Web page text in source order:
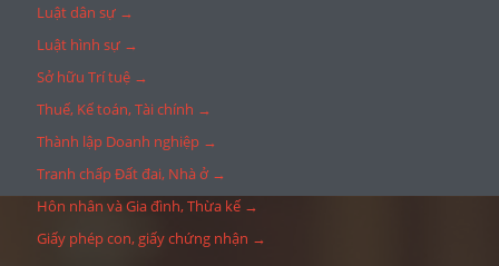
Luật dân sự →
Luật hình sự →
Sở hữu Trí tuệ →
Thuế, Kế toán, Tài chính →
Thành lập Doanh nghiệp →
Tranh chấp Đất đai, Nhà ở →
Hôn nhân và Gia đình, Thừa kế →
Giấy phép con, giấy chứng nhận →